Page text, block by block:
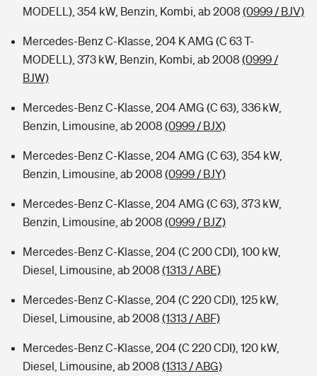
MODELL), 354 kW, Benzin, Kombi, ab 2008 (0999 / BJV)
Mercedes-Benz C-Klasse, 204 K AMG (C 63 T-
MODELL), 373 kW, Benzin, Kombi, ab 2008 (0999 /
BJW)
Mercedes-Benz C-Klasse, 204 AMG (C 63), 336 kW,
Benzin, Limousine, ab 2008 (0999 / BJX)
Mercedes-Benz C-Klasse, 204 AMG (C 63), 354 kW,
Benzin, Limousine, ab 2008 (0999 / BJY)
Mercedes-Benz C-Klasse, 204 AMG (C 63), 373 kW,
Benzin, Limousine, ab 2008 (0999 / BJZ)
Mercedes-Benz C-Klasse, 204 (C 200 CDI), 100 kW,
Diesel, Limousine, ab 2008 (1313 / ABE)
Mercedes-Benz C-Klasse, 204 (C 220 CDI), 125 kW,
Diesel, Limousine, ab 2008 (1313 / ABF)
Mercedes-Benz C-Klasse, 204 (C 220 CDI), 120 kW,
Diesel, Limousine, ab 2008 (1313 / ABG)